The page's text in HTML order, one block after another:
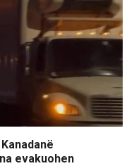
evakuohen